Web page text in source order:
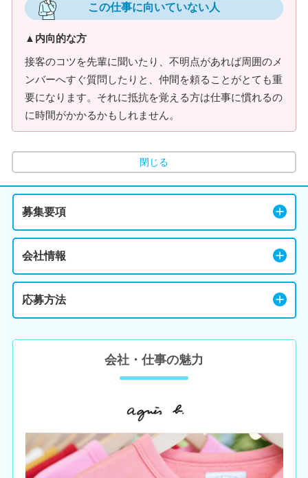
この仕事に向いていない人
▲内向的な方
接客のコツを先輩に聞いたり、不明点があれば周囲のメ
ンバーへすぐ質問したりと、仲間を頼ることがとても重
要になります。それに抵抗を覚える方は仕事に慣れるの
に時間がかかるかもしれません。
閉じる
募集要項
会社情報
応募方法
会社・仕事の魅力